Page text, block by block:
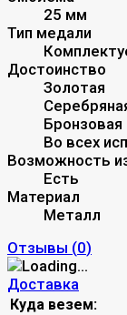
25 мм
Тип медали
Достоинство
Золотая
Бронзовая
Во всех
Возможность
Есть
Материал
Металл
Отзывы (0)
Доставка
Куда везем: